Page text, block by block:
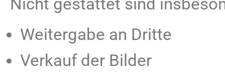
Nicht gestattet sind
Weitergabe an Dritte
Verkauf der Bilder